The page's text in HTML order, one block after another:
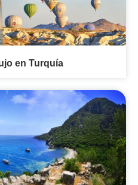
en Turquía